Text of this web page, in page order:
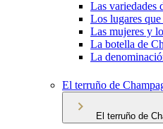
Las variedades
Los lugares
Las mujeres y
La botella de
La
El terruño de
El terruño de